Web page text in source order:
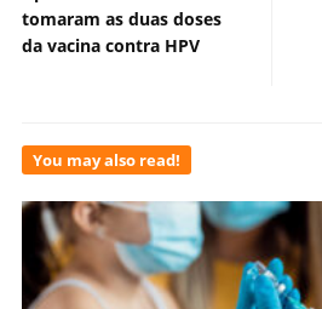
tomaram as duas doses
da vacina contra HPV
You may also read!